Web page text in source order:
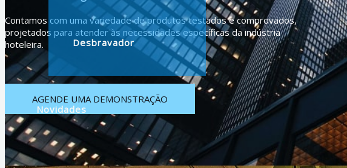
Desbravador
Novidades
Contamos com uma variedade de produtos testados e comprovados,
projetados para atender às necessidades específicas da indústria
hoteleira.
AGENDE UMA DEMONSTRAÇÃO